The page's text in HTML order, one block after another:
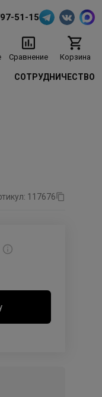
51-15
Сравнение Корзина
СОТРУДНИЧЕСТВО
117676